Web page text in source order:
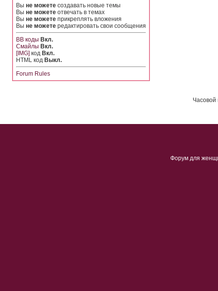
Вы не можете создавать новые темы
Вы не можете отвечать в темах
Вы не можете прикреплять вложения
Вы не можете редактировать свои сообщения
BB коды Вкл.
Смайлы Вкл.
[IMG] код Вкл.
HTML код Выкл.
Forum Rules
Часовой
Форум для